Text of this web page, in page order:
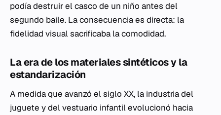
podía destruir el casco de un niño antes del
segundo baile. La consecuencia es directa: la
fidelidad visual sacrificaba la comodidad.
La era de los materiales sintéticos y la
estandarización
A medida que avanzó el siglo XX, la industria del
juguete y del vestuario infantil evolucionó hacia